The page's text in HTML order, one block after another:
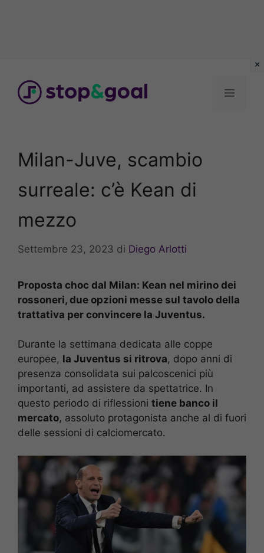
contenuto
Menu
Milan-Juve, scambio
surreale: c’è Kean di
mezzo
Settembre 23, 2023 di Diego Arlotti
Proposta choc dal Milan: Kean nel mirino dei
rossoneri, due opzioni messe sul tavolo della
trattativa per convincere la Juventus.
Durante la settimana dedicata alle coppe
europee, la Juventus si ritrova, dopo anni di
presenza consolidata sui palcoscenici più
importanti, ad assistere da spettatrice. In
questo periodo di riflessioni tiene banco il
mercato, assoluto protagonista anche al di fuori
delle sessioni di calciomercato.